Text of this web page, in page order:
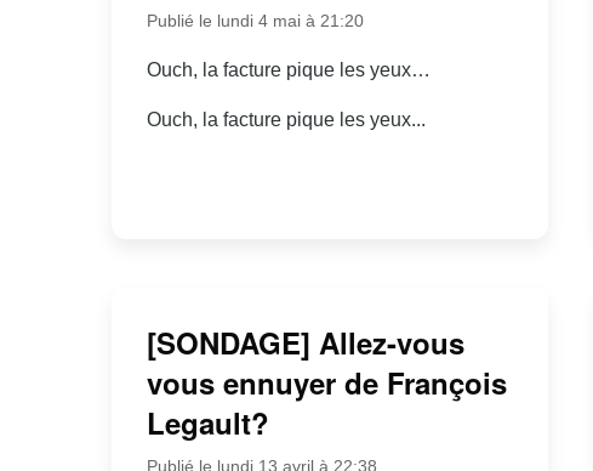
Publié le lundi 4 mai à 21:20
Ouch, la facture pique les yeux…
Ouch, la facture pique les yeux...
[SONDAGE] Allez-vous
vous ennuyer de François
Legault?
Publié le lundi 13 avril à 22:38